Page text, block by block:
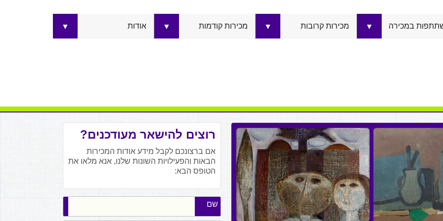
במכירה ▼ מכירות קרובות ▼ מכירות קודמות ▼ אודות ▼
רוצים להישאר מעודכנים?
אם ברצונכם לקבל מידע אודות המכירות
הבאות והפעילויות השונות שלנו, אנא מלאו את
הטופס הבא:
שם